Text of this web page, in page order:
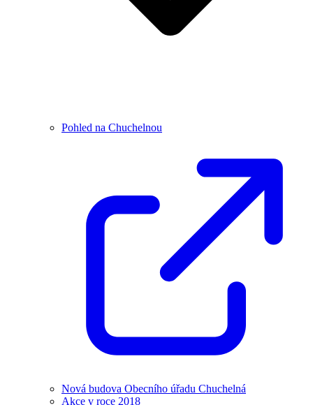
Pohled na Chuchelnou
Nová budova Obecního úřadu Chuchelná
Akce v roce 2018